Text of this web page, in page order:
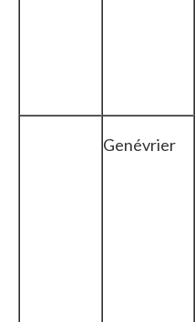
Genévrier